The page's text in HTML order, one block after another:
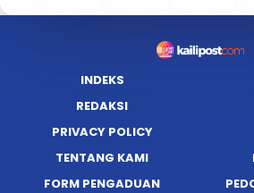
INDEKS
REDAKSI
PRIVACY POLICY
TENTANG KAMI
FORM PENGADUAN